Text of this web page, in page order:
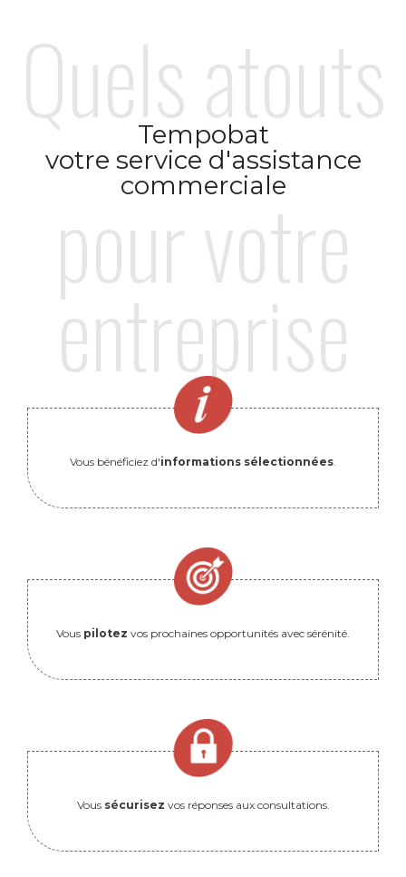
Quels atouts
Tempobat
votre service d'assistance
commerciale
pour votre
entreprise
Vous bénéficiez d'informations sélectionnées.
Vous pilotez vos prochaines opportunités avec sérénité.
Vous sécurisez vos réponses aux consultations.